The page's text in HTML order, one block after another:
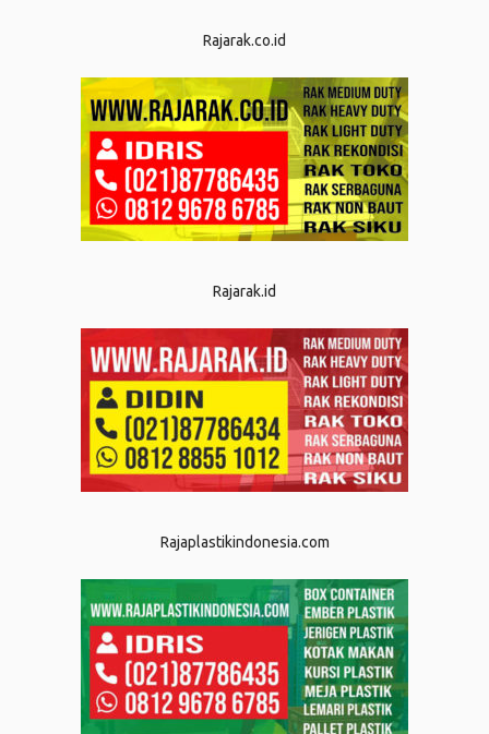
Rajarak.co.id
Rajarak.id
Rajaplastikindonesia.com